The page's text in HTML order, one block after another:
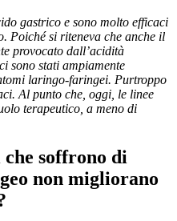
gastrico e sono molto efficaci
Poiché si riteneva che anche il
provocato dall’acidità
sono stati ampiamente
laringo-faringei. Purtroppo
Al punto che, oggi, le linee
terapeutico, a meno di
soffrono di
non migliorano